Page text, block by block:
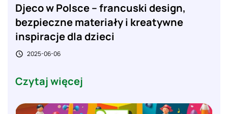
Djeco w Polsce – francuski design,
bezpieczne materiały i kreatywne
inspiracje dla dzieci
 2025-06-06
Czytaj więcej